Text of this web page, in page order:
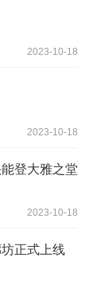
2023-10-18
2023-10-18
登大雅之堂
2023-10-18
正式上线